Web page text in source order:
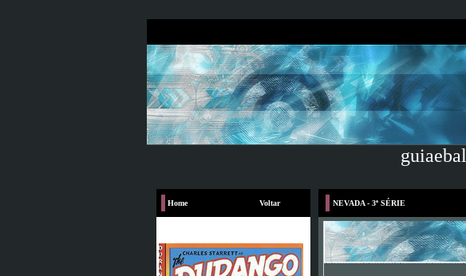
guiaebal
Home Voltar NEVADA - 3ª SÉRIE